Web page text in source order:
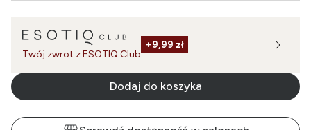
Twój zwrot z ESOTIQ Club
+9,99 zł
Dodaj do koszyka